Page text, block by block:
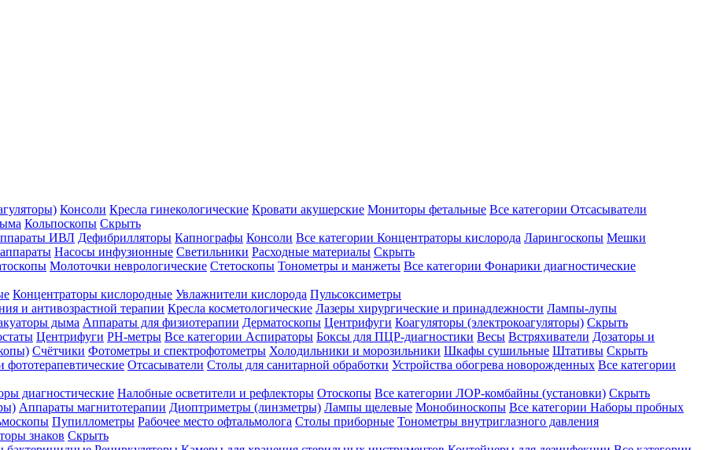
Консоли Кресла гинекологические Кровати акушерские Мониторы фетальные Все категории Отсасыватели
Кольпоскопы Скрыть
ИВЛ Дефибрилляторы Капнографы Консоли Все категории Концентраторы кислорода Ларингоскопы Мешки
Насосы инфузионные Светильники Расходные материалы Скрыть
Молоточки неврологические Стетоскопы Тонометры и манжеты Все категории Фонарики диагностические
Концентраторы кислородные Увлажнители кислорода Пульсоксиметры
и антивозрастной терапии Кресла косметологические Лазеры хирургические и принадлежности Лампы-лупы
дыма Аппараты для физиотерапии Дерматоскопы Центрифуги Коагуляторы (электрокоагуляторы) Скрыть
Центрифуги PH-метры Все категории Аспираторы Боксы для ПЦР-диагностики Весы Встряхиватели Дозаторы и
Счётчики Фотометры и спектрофотометры Холодильники и морозильники Шкафы сушильные Штативы Скрыть
фототерапевтические Отсасыватели Столы для санитарной обработки Устройства обогрева новорожденных Все категории
диагностические Налобные осветители и рефлекторы Отоскопы Все категории ЛОР-комбайны (установки) Скрыть
Аппараты магнитотерапии Диоптриметры (линзметры) Лампы щелевые Монобиноскопы Все категории Наборы пробных
Пупиллометры Рабочее место офтальмолога Столы приборные Тонометры внутриглазного давления
знаков Скрыть